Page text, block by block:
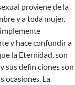
proviene de la
y a toda mujer.
y hace confundir a
la Eternidad, son
sus definiciones son
ocasiones. La